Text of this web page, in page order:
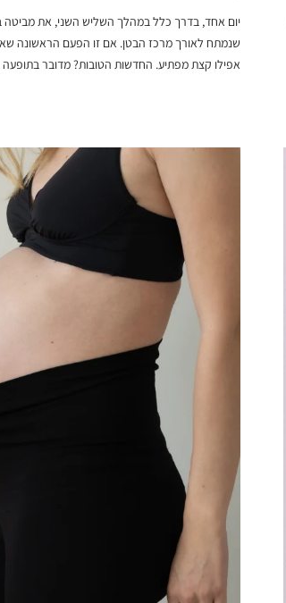
יום אחד, בדרך כלל במהלך השליש השני, את
שנמתח לאורך מרכז הבטן. אם זו הפעם הראשונה
אפילו קצת מפתיע. החדשות הטובות? מדובר בתופעה